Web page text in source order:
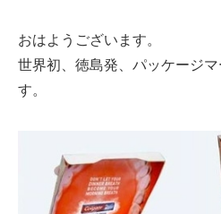
おはようございます。
世界初、徳島発、パッケージ
す。